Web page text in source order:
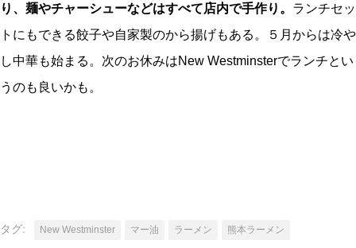
り、麺やチャーシューなどはすべて店内で手作り。 ランチセッ
トにもできる餃子や自家製のから揚げもある。５月からは冷や
し中華も始まる。次のお休みはNew Westminsterでランチとい
うのも良いかも。
タグ: New Westminster マー油 ラーメン 熊本ラーメン